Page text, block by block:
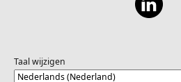
Taal wijzigen